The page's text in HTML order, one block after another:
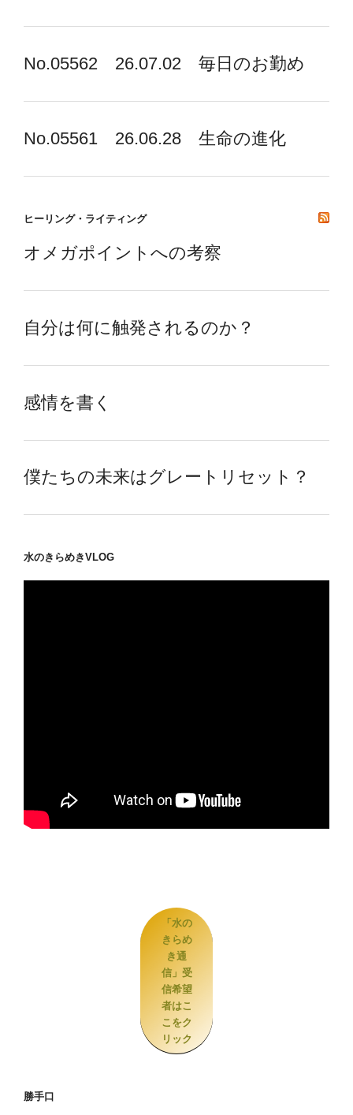
No.05562 26.07.02 毎日のお勤め
No.05561 26.06.28 生命の進化
ヒーリング・ライティング
オメガポイントへの考察
自分は何に触発されるのか？
感情を書く
僕たちの未来はグレートリセット？
水のきらめきVLOG
「水の
きらめ
き通
信」受
信希望
者はこ
こをク
リック
勝手口